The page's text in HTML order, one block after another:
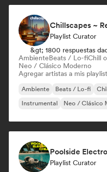
Playlist Curator
&gt; 1800 respuestas
AmbienteBeats / Lo-fiChill
Neo / Clásico Moderno
Agregar artistas a mis
Ambiente Beats / Lo-fi
Instrumental
Neo / Clásico
Poolside
Playlist Curator